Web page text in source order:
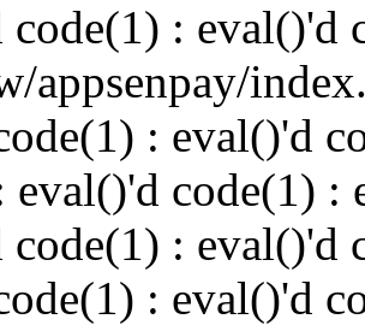
code(1) : eval()'d
appsenpay/
: eval()'d
eval()'d code(1) :
code(1) : eval()'d
: eval()'d